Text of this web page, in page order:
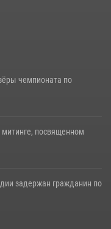
чемпионата по
митинге, посвященном
задержан гражданин по